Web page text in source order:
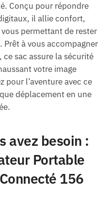
Conçu pour répondre
il allie confort,
permettant de rester
Prêt à vous accompagner
sac assure la sécurité
votre image
pour l’aventure avec ce
déplacement en une
avez besoin :
Portable
156